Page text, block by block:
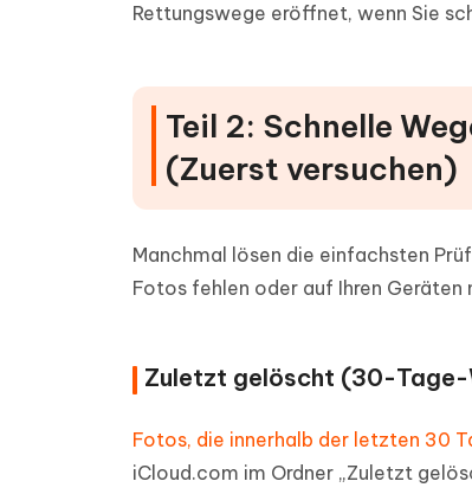
Rettungswege eröffnet, wenn Sie
Teil 2: Schnelle
(Zuerst versuchen)
Manchmal lösen die einfachsten
Fotos fehlen oder auf Ihren
Zuletzt gelöscht (30-
Fotos, die innerhalb der letzten 30
iCloud.com im Ordner „Zuletzt